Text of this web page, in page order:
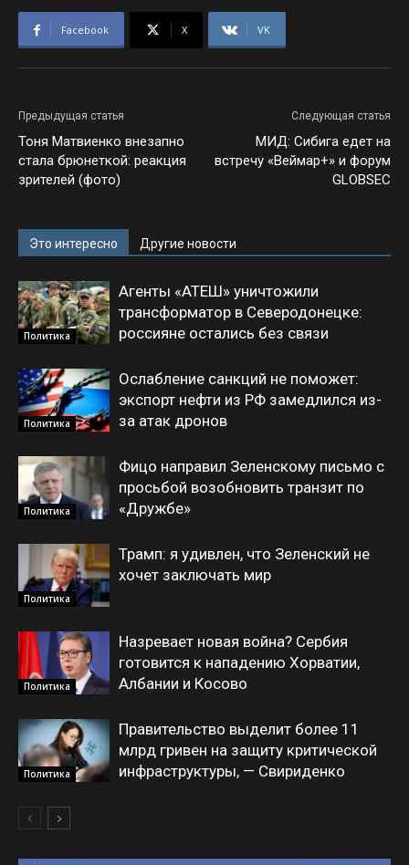
Facebook X VK
Предыдущая статья
Тоня Матвиенко внезапно
стала брюнеткой: реакция
зрителей (фото)
Следующая статья
МИД: Сибига едет на
встречу «Веймар+» и форум
GLOBSEC
Это интересно Другие новости
Политика
Агенты «АТЕШ» уничтожили
трансформатор в Северодонецке:
россияне остались без связи
Политика
Ослабление санкций не поможет:
экспорт нефти из РФ замедлился из-
за атак дронов
Политика
Фицо направил Зеленскому письмо с
просьбой возобновить транзит по
«Дружбе»
Политика
Трамп: я удивлен, что Зеленский не
хочет заключать мир
Политика
Назревает новая война? Сербия
готовится к нападению Хорватии,
Албании и Косово
Политика
Правительство выделит более 11
млрд гривен на защиту критической
инфраструктуры, — Свириденко